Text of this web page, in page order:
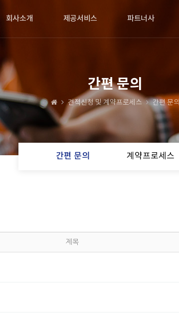
회사소개 제공서비스 파트너사
간편 문의
견적신청 및 계약프로세스 간편 문의
간편 문의 계약프로세스
제목